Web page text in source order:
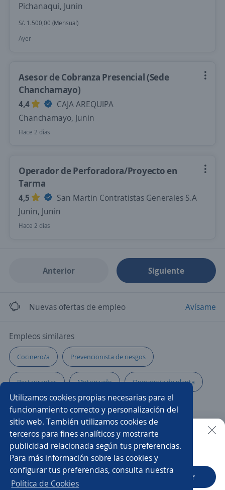
Pichanaqui, Junin
S/. 1.500,00 (Mensual)
Ayer
Asesor de Cobranza Presencial (Sede
Chanchamayo)
4,4
CAJA AREQUIPA
Chanchamayo, Junin
Hace 2 días
Operador de Perforadora/Proyecto en
Tarma
4,5
San Martin Contratistas Generales S.A
Junin, Junin
Hace 2 días
Anterior Siguiente
Nuevas ofertas de empleo Avísame
Empleos similares
Cocinero/a Prevencionista de riesgos
Restaurantes Motorizado Operario/a de planta
Auxiliar operativo Multifuncionales
Auxiliar de almacén Auxiliar de laboratorio
Panadero/a Ejecutivo/a de ventas
Auxiliar de planta
Buscar es más fácil en la app
CT App Abrir
Utilizamos cookies propias necesarias para el
funcionamiento correcto y personalización del
sitio web. También utilizamos cookies de
terceros para fines analíticos y mostrarte
publicidad relacionada según tus preferencias.
Para más información sobre las cookies y
configurar tus preferencias, consulta nuestra
Política de Cookies